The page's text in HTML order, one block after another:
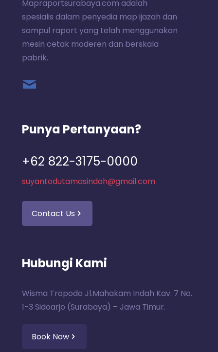
Mapraportsurabaya.com adalah
spesialis dalam penyedia map ijazah dan
sampul raport yang telah menggunakan
mesin cetak moderen dan berskala
pabrik.
Punya Pertanyaan?
+62 822-3175-0000
suyantodutamasindah@gmail.com
Contact Us
Hubungi Kami
Wisma Tropodo Jl.Mahakam Indah Kav. 7 No.
1-3 Sidoarjo (Surabaya) – Jawa Timur.
Book Now